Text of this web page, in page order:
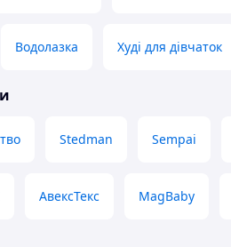
Водолазка Худі для дівчаток
Stedman Sempai
АвексТекс MagBaby